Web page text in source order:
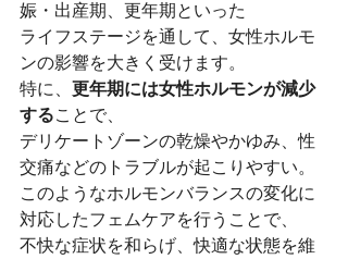
娠・出産期、更年期といった
ライフステージを通して、女性ホルモ
ンの影響を大きく受けます。
特に、 更年期には女性ホルモンが減少
することで、
デリケートゾーンの乾燥やかゆみ、性
交痛などのトラブルが起こりやすい。
このようなホルモンバランスの変化に
対応したフェムケアを行うことで、
不快な症状を和らげ、快適な状態を維